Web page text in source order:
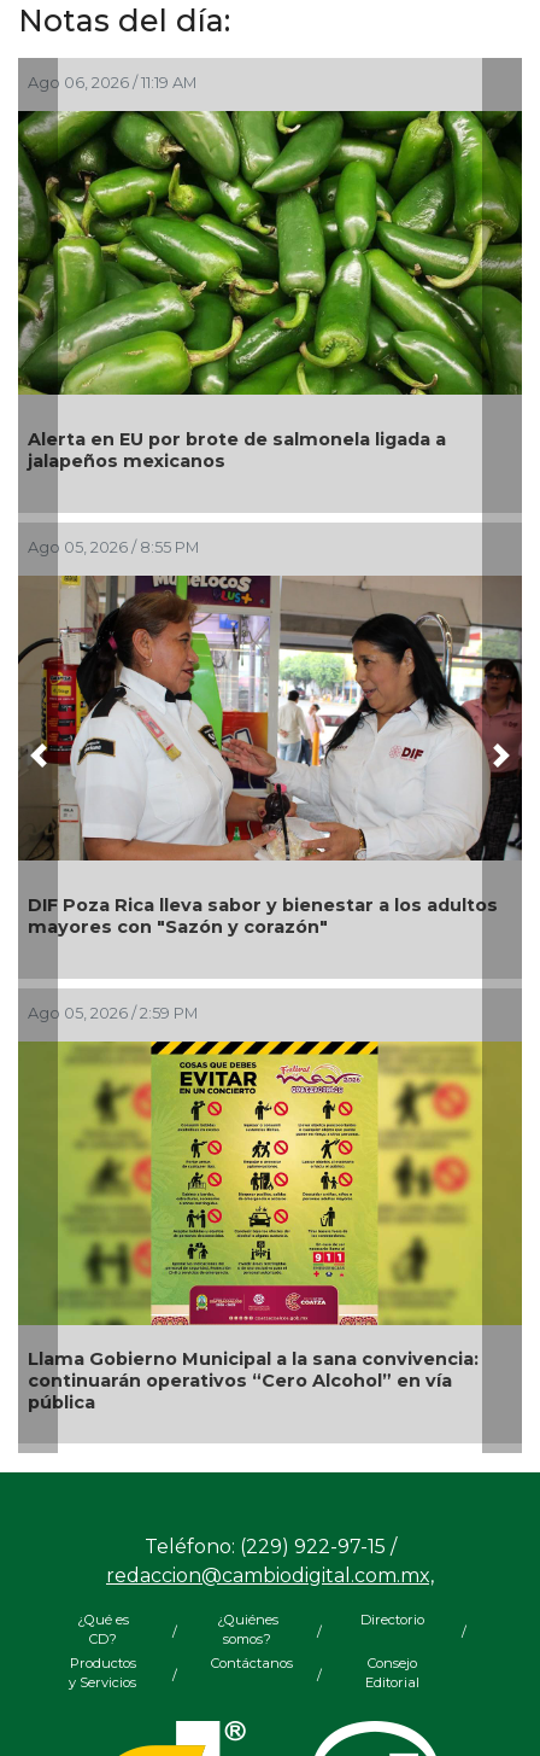
Notas del día:
/ 11:19 AM
por brote de salmonela ligada a
mexicanos
/ 8:55 PM
lleva sabor y bienestar a los adultos
"Sazón y corazón"
/ 2:59 PM
Municipal a la sana convivencia:
operativos “Cero Alcohol” en vía
La UNAM
Una silla de
Alondra:
Nueva
Previous
Teléfono: (229) 922-97-15 /
redaccion@cambiodigital.com.mx,
¿Qué es
CD?
/
¿Quiénes
somos?
/
Directorio
/
Productos
y Servicios
/
Contáctanos
/
Consejo
Editorial